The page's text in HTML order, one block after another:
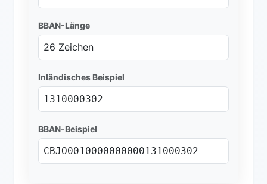
BBAN-Länge
26 Zeichen
Inländisches Beispiel
1310000302
BBAN-Beispiel
CBJO0010000000000131000302